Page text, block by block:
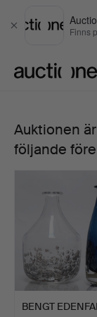
Stäng Finns
BENGT
skål,
Skruf
Auktionen
följande
BENGT